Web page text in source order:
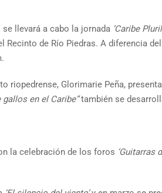
llevará a cabo la jornada ‘Caribe
Recinto de Río Piedras. A diferencia
riopedrense, Glorimarie Peña,
gallos en el Caribe”también se
la celebración de los foros ‘Guitarras